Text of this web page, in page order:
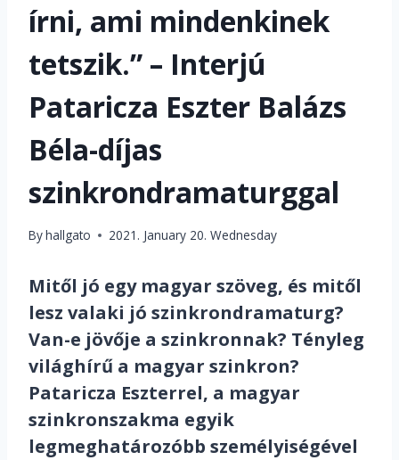
írni, ami mindenkinek
tetszik.” – Interjú
Pataricza Eszter Balázs
Béla-díjas
szinkrondramaturggal
Byhallgato 2021. January 20. Wednesday
Mitől jó egy magyar szöveg, és mitől
lesz valaki jó szinkrondramaturg?
Van-e jövője a szinkronnak? Tényleg
világhírű a magyar szinkron?
Pataricza Eszterrel, a magyar
szinkronszakma egyik
legmeghatározóbb személyiségével